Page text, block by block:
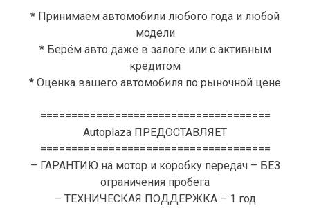
* Принимаем автомобили любого года и любой
модели
* Берём авто даже в залоге или с активным
кредитом
* Оценка вашего автомобиля по рыночной цене
=====================================
Autoplaza ПРЕДОСТАВЛЯЕТ
=====================================
– ГАРАНТИЮ на мотор и коробку передач – БЕЗ
ограничения пробега
– ТЕХНИЧЕСКАЯ ПОДДЕРЖКА – 1 год